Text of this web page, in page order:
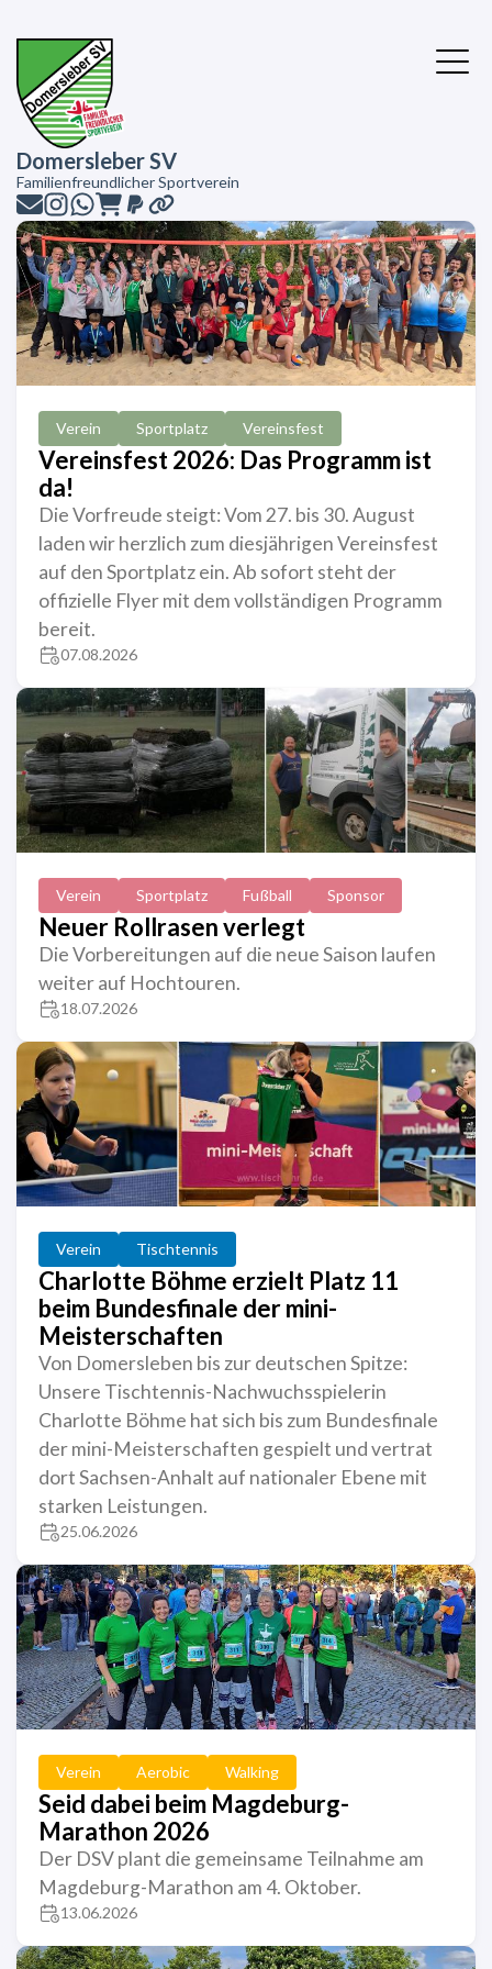
Domersleber SV
Familienfreundlicher Sportverein
Verein Sportplatz Vereinsfest
Vereinsfest 2026: Das Programm ist
da!
Die Vorfreude steigt: Vom 27. bis 30. August
laden wir herzlich zum diesjährigen Vereinsfest
auf den Sportplatz ein. Ab sofort steht der
offizielle Flyer mit dem vollständigen Programm
bereit.
07.08.2026
Verein Sportplatz Fußball Sponsor
Neuer Rollrasen verlegt
Die Vorbereitungen auf die neue Saison laufen
weiter auf Hochtouren.
18.07.2026
Verein Tischtennis
Charlotte Böhme erzielt Platz 11
beim Bundesfinale der mini-
Meisterschaften
Von Domersleben bis zur deutschen Spitze:
Unsere Tischtennis-Nachwuchsspielerin
Charlotte Böhme hat sich bis zum Bundesfinale
der mini-Meisterschaften gespielt und vertrat
dort Sachsen-Anhalt auf nationaler Ebene mit
starken Leistungen.
25.06.2026
Verein Aerobic Walking
Seid dabei beim Magdeburg-
Marathon 2026
Der DSV plant die gemeinsame Teilnahme am
Magdeburg-Marathon am 4. Oktober.
13.06.2026